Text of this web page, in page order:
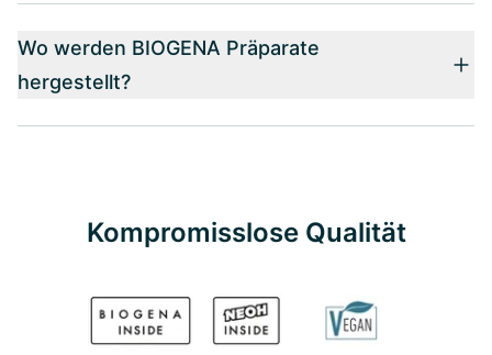
Wo werden BIOGENA Präparate
hergestellt?
Kompromisslose Qualität